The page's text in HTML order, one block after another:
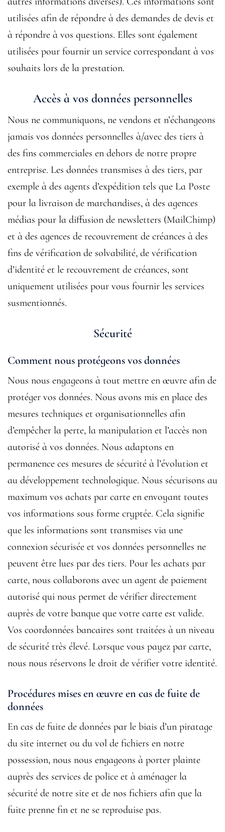
utilisées afin de répondre à des demandes de devis et
à répondre à vos questions. Elles sont également
utilisées pour fournir un service correspondant à vos
souhaits lors de la prestation.
Accès à vos données personnelles
Nous ne communiquons, ne vendons et n’échangeons
jamais vos données personnelles à/avec des tiers à
des fins commerciales en dehors de notre propre
entreprise. Les données transmises à des tiers, par
exemple à des agents d’expédition tels que La Poste
pour la livraison de marchandises, à des agences
médias pour la diffusion de newsletters (MailChimp)
et à des agences de recouvrement de créances à des
fins de vérification de solvabilité, de vérification
d’identité et le recouvrement de créances, sont
uniquement utilisées pour vous fournir les services
susmentionnés.
Sécurité
Comment nous protégeons vos données
Nous nous engageons à tout mettre en œuvre afin de
protéger vos données. Nous avons mis en place des
mesures techniques et organisationnelles afin
d’empêcher la perte, la manipulation et l’accès non
autorisé à vos données. Nous adaptons en
permanence ces mesures de sécurité à l’évolution et
au développement technologique. Nous sécurisons au
maximum vos achats par carte en envoyant toutes
vos informations sous forme cryptée. Cela signifie
que les informations sont transmises via une
connexion sécurisée et vos données personnelles ne
peuvent être lues par des tiers. Pour les achats par
carte, nous collaborons avec un agent de paiement
autorisé qui nous permet de vérifier directement
auprès de votre banque que votre carte est valide.
Vos coordonnées bancaires sont traitées à un niveau
de sécurité très élevé. Lorsque vous payez par carte,
nous nous réservons le droit de vérifier votre identité.
Procédures mises en œuvre en cas de fuite de
données
En cas de fuite de données par le biais d’un piratage
du site internet ou du vol de fichiers en notre
possession, nous nous engageons à porter plainte
auprès des services de police et à aménager la
sécurité de notre site et de nos fichiers afin que la
fuite prenne fin et ne se reproduise pas.